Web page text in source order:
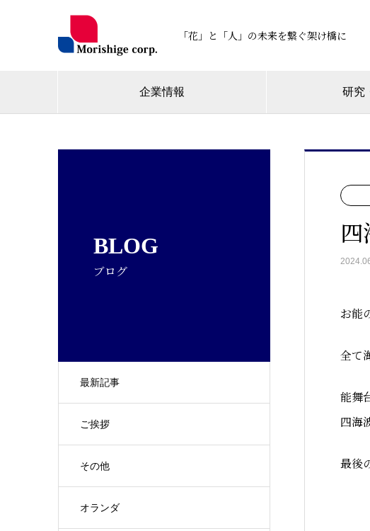
「花」と「人」の未来を繋ぐ架け橋に
企業情報 研究
BLOG
ブログ
最新記事
ご挨拶
その他
オランダ
お能
全て
能舞
四海
最後